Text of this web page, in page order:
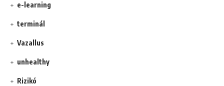
e-learning
terminál
Vazallus
unhealthy
Rizikó